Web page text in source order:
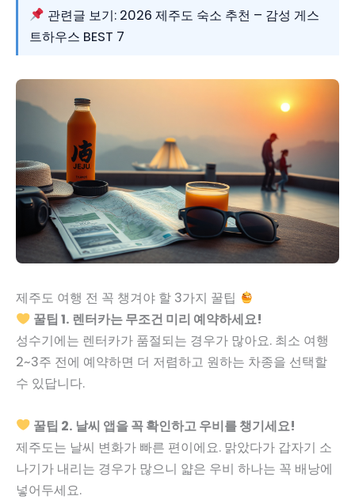
관련글 보기: 2026 제주도 숙소 추천 – 감성 게스
트하우스 BEST 7
제주도 여행 전 꼭 챙겨야 할 3가지 꿀팁
꿀팁 1. 렌터카는 무조건 미리 예약하세요!
성수기에는 렌터카가 품절되는 경우가 많아요. 최소 여행
2~3주 전에 예약하면 더 저렴하고 원하는 차종을 선택할
수 있답니다.
꿀팁 2. 날씨 앱을 꼭 확인하고 우비를 챙기세요!
제주도는 날씨 변화가 빠른 편이에요. 맑았다가 갑자기 소
나기가 내리는 경우가 많으니 얇은 우비 하나는 꼭 배낭에
넣어두세요.